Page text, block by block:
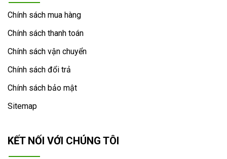
Chính sách mua hàng
Chính sách thanh toán
Chính sách vận chuyển
Chính sách đổi trả
Chính sách bảo mật
Sitemap
KẾT NỐI VỚI CHÚNG TÔI